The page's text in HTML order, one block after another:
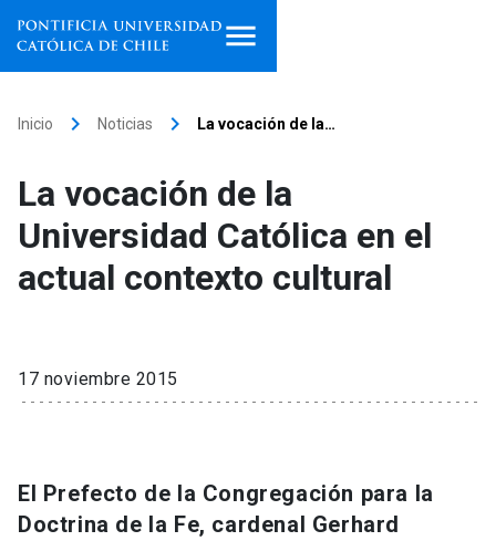
Facultades, escuelas e
institutos
Investigación
Extensión
Universidad
Inicio keyboard_arrow_right Noticias keyboard_arrow_right La vocación de la…
La vocación de la
Universidad Católica en el
actual contexto cultural
17 noviembre 2015
El Prefecto de la Congregación para la
Doctrina de la Fe, cardenal Gerhard